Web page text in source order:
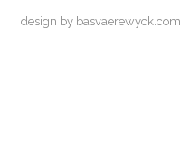
design by basvaerewyck.com